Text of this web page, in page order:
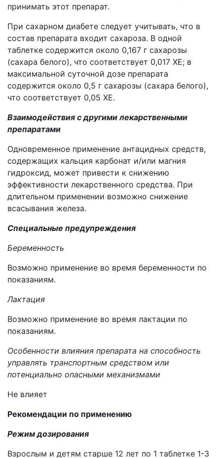
принимать этот препарат.
При сахарном диабете следует учитывать, что в
состав препарата входит сахароза. В одной
таблетке содержится около 0,167 г сахарозы
(сахара белого), что соответствует 0,017 ХЕ; в
максимальной суточной дозе препарата
содержится около 0,5 г сахарозы (сахара белого),
что соответствует 0,05 ХЕ.
Взаимодействия с другими лекарственными
препаратами
Одновременное применение антацидных средств,
содержащих кальция карбонат и/или магния
гидроксид, может привести к снижению
эффективности лекарственного средства. При
длительном применении возможно снижение
всасывания железа.
Специальные предупреждения
Беременность
Возможно применение во время беременности по
показаниям.
Лактация
Возможно применение во время лактации по
показаниям.
Особенности влияния препарата на способность
управлять транспортным средством или
потенциально опасными механизмами
Не влияет
Рекомендации по применению
Режим дозирования
Взрослым и детям старше 12 лет по 1 таблетке 1-3